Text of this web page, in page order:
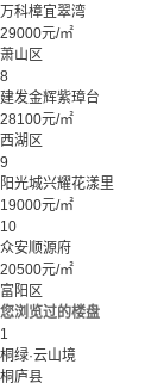
万科樟宜翠湾
29000元/㎡
萧山区
8
建发金辉紫璋台
28100元/㎡
西湖区
9
阳光城兴耀花漾里
19000元/㎡
10
众安顺源府
20500元/㎡
富阳区
您浏览过的楼盘
1
桐绿·云山境
桐庐县